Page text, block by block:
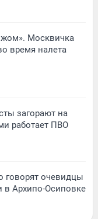
Москвичка
время налета
загорают на
работает ПВО
говорят очевидцы
в Архипо-Осиповке